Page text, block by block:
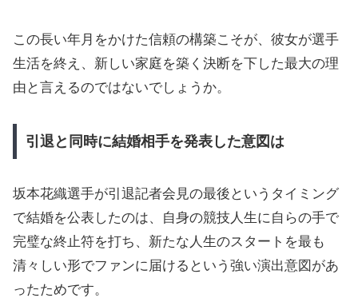
この長い年月をかけた信頼の構築こそが、彼女が選手
生活を終え、新しい家庭を築く決断を下した最大の理
由と言えるのではないでしょうか。
引退と同時に結婚相手を発表した意図は
坂本花織選手が引退記者会見の最後というタイミング
で結婚を公表したのは、自身の競技人生に自らの手で
完璧な終止符を打ち、新たな人生のスタートを最も
清々しい形でファンに届けるという強い演出意図があ
ったためです。